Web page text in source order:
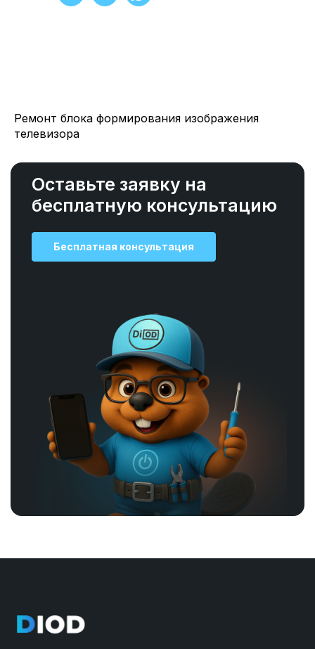
Ремонт блока формирования изображения
телевизора
Оставьте заявку на
бесплатную консультацию
Бесплатная консультация